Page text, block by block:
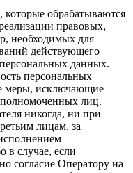
которые обрабатываются
правовых,
необходимых для
действующего
данных.
персональных
меры, исключающие
лиц.
никогда, ни при
лицам, за
в случае, если
согласие Оператору на